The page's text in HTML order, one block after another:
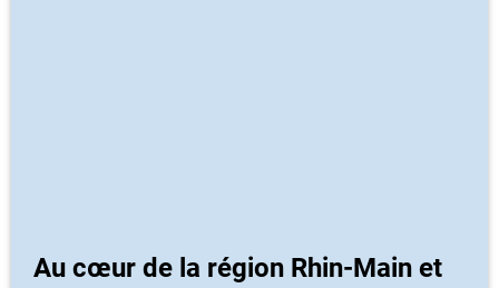
Au cœur de la région Rhin-Main et